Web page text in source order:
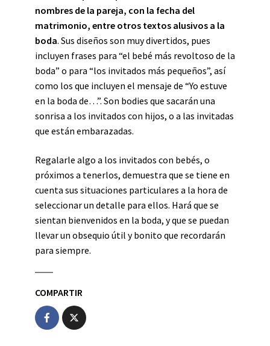
nombres de la pareja, con la fecha del
matrimonio, entre otros textos alusivos a la
boda. Sus diseños son muy divertidos, pues
incluyen frases para “el bebé más revoltoso de la
boda” o para “los invitados más pequeños”, así
como los que incluyen el mensaje de “Yo estuve
en la boda de…”. Son bodies que sacarán una
sonrisa a los invitados con hijos, o a las invitadas
que están embarazadas.
Regalarle algo a los invitados con bebés, o
próximos a tenerlos, demuestra que se tiene en
cuenta sus situaciones particulares a la hora de
seleccionar un detalle para ellos. Hará que se
sientan bienvenidos en la boda, y que se puedan
llevar un obsequio útil y bonito que recordarán
para siempre.
COMPARTIR